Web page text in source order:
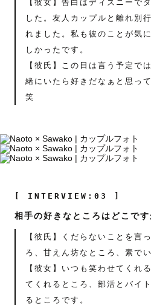
【彼女】告白はディズニーで
した。友人カップルと離れ別
れました。私も彼のことが気
しかったです。
【彼氏】この日は言う予定で
緒にいたら好きだなぁと思っ
笑
[ INTERVIEW:03 ]
相手の好きなところはどこです
【彼氏】くだらないことを言
ろ、甘えん坊なところ、素で
【彼女】いつも笑わせてくれ
てくれるところ、部活とバイ
るところです。